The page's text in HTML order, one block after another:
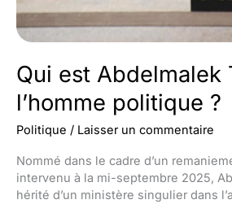
Qui est Abdelmalek
l’homme politique ?
Politique / Laisser un commentaire
Nommé dans le cadre d’un
intervenu à la mi-septembre 2025,
hérité d’un ministère singulier dans